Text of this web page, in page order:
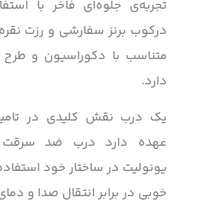
تجربه‌ی جلوه‌ای فاخر با
درکوب برنز سفارشی و رزت
متناسب با دکوراسیون و
دارد.
یک درب نقش کلیدی در
یونولیت در ساختار خود
خوبی در برابر انتقال صدا و